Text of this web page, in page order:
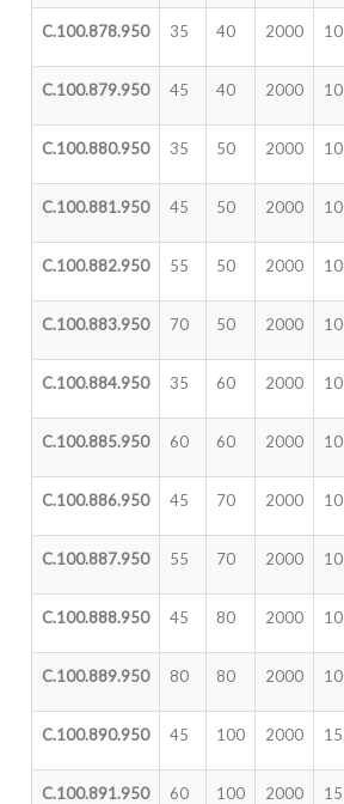
C.100.878.950 35 40 2000 10
C.100.879.950 45 40 2000 10
C.100.880.950 35 50 2000 10
C.100.881.950 45 50 2000 10
C.100.882.950 55 50 2000 10
C.100.883.950 70 50 2000 10
C.100.884.950 35 60 2000 10
C.100.885.950 60 60 2000 10
C.100.886.950 45 70 2000 10
C.100.887.950 55 70 2000 10
C.100.888.950 45 80 2000 10
C.100.889.950 80 80 2000 10
C.100.890.950 45 100 2000 15
C.100.891.950 60 100 2000 15